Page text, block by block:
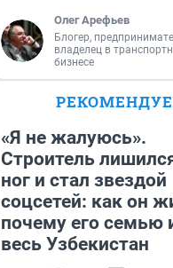
Олег Арефьев
Блогер,
владелец в
бизнесе
«Я не жалуюсь».
Строитель
ног и стал звездой
соцсетей: как он
почему его семью
весь Узбекистан